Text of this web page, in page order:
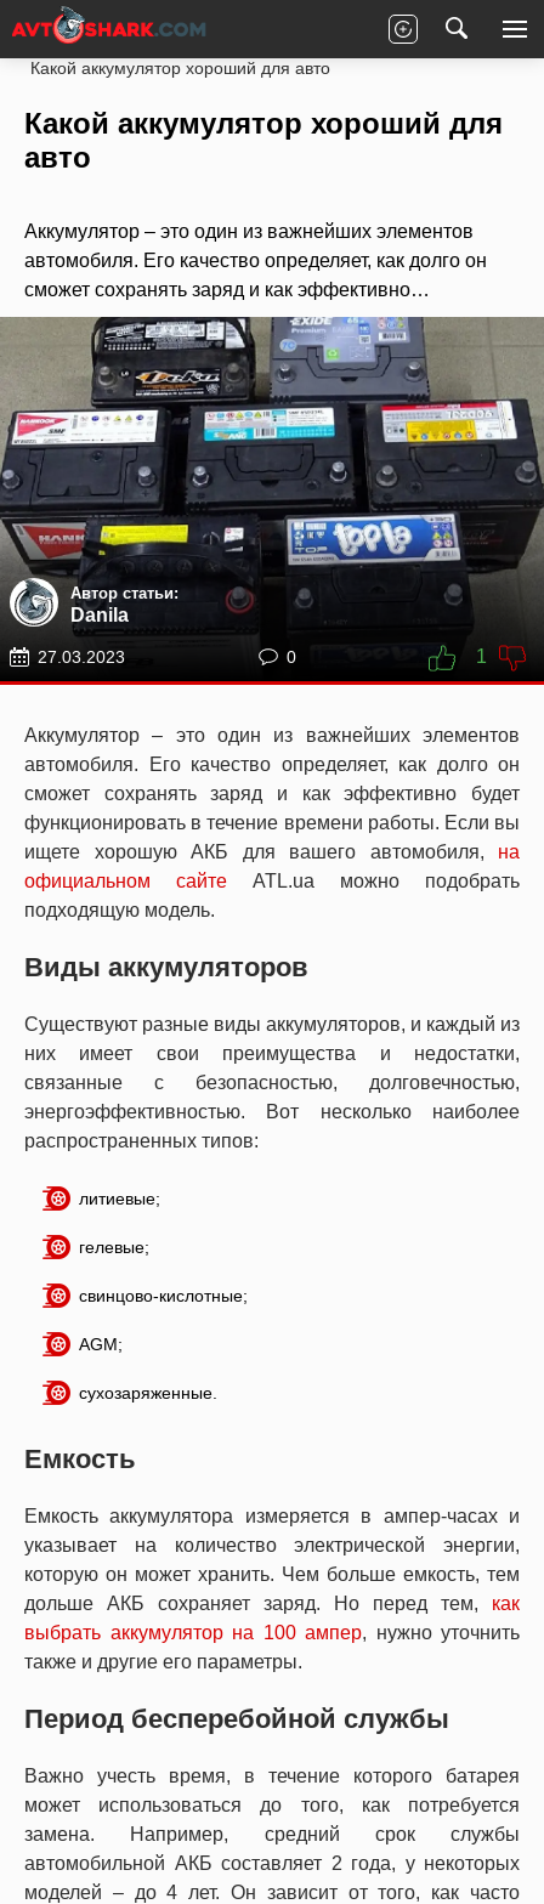
Главная Статьи
Новости партнеров
Какой аккумулятор хороший для авто
Какой аккумулятор хороший для
авто
Аккумулятор – это один из важнейших элементов
автомобиля. Его качество определяет, как долго он
сможет сохранять заряд и как эффективно…
Автор статьи:
Danila
27.03.2023 0 1
Аккумулятор – это один из важнейших элементов
автомобиля. Его качество определяет, как долго он
сможет сохранять заряд и как эффективно будет
функционировать в течение времени работы. Если вы
ищете хорошую АКБ для вашего автомобиля, на
официальном сайте ATL.ua можно подобрать
подходящую модель.
Виды аккумуляторов
Существуют разные виды аккумуляторов, и каждый из
них имеет свои преимущества и недостатки,
связанные с безопасностью, долговечностью,
энергоэффективностью. Вот несколько наиболее
распространенных типов:
литиевые;
гелевые;
свинцово-кислотные;
AGM;
сухозаряженные.
Емкость
Емкость аккумулятора измеряется в ампер-часах и
указывает на количество электрической энергии,
которую он может хранить. Чем больше емкость, тем
дольше АКБ сохраняет заряд. Но перед тем, как
выбрать аккумулятор на 100 ампер, нужно уточнить
также и другие его параметры.
Период бесперебойной службы
Важно учесть время, в течение которого батарея
может использоваться до того, как потребуется
замена. Например, средний срок службы
автомобильной АКБ составляет 2 года, у некоторых
моделей – до 4 лет. Он зависит от того, как часто